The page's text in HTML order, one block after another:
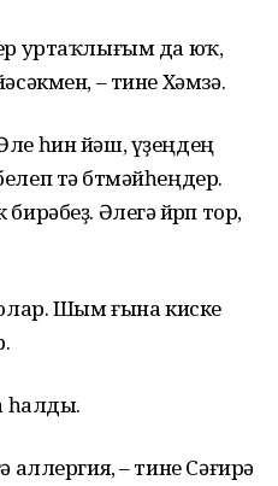
уртаҡлығым да юҡ,
– тине Хәмзә.
һин йәш, үҙеңдең
тә бөтмәйһеңдер.
Әлегә йөрөп тор,
Шым ғына киске
һалды.
аллергия, – тине Сәғирә